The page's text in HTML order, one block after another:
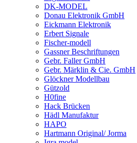
DK-MODEL
Donau Elektronik GmbH
Eickmann Elektronik
Erbert Signale
Fischer-modell
Gassner Beschriftungen
Gebr. Faller GmbH
Gebr. Märklin & Cie. GmbH
Glöckner Modellbau
Gützold
H0fine
Hack Brücken
Hädl Manufaktur
HAPO
Hartmann Original/ Jorma